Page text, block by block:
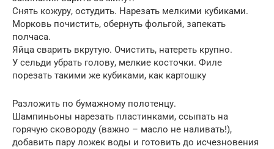
Снять кожуру, остудить. Нарезать мелкими кубиками.
Морковь почистить, обернуть фольгой, запекать
полчаса.
Яйца сварить вкрутую. Очистить, натереть крупно.
У сельди убрать голову, мелкие косточки. Филе
порезать такими же кубиками, как картошку
Разложить по бумажному полотенцу.
Шампиньоны нарезать пластинками, ссыпать на
горячую сковороду (важно – масло не наливать!),
добавить пару ложек воды и готовить до исчезновения